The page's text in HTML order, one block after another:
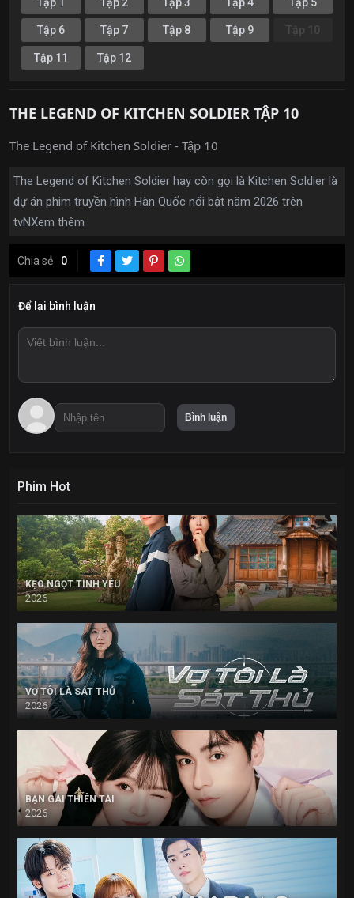
Tập 6 Tập 7 Tập 8 Tập 9 Tập 10
Tập 11 Tập 12
THE LEGEND OF KITCHEN SOLDIER TẬP 10
The Legend of Kitchen Soldier - Tập 10
The Legend of Kitchen Soldier hay còn gọi là Kitchen Soldier là
dự án phim truyền hình Hàn Quốc nổi bật năm 2026 trên
tvNXem thêm
Chia sẻ 0
Để lại bình luận
Phim Hot
KẸO NGỌT TÌNH YÊU
2026
VỢ TÔI LÀ SÁT THỦ
2026
BẠN GÁI THIÊN TÀI
2026